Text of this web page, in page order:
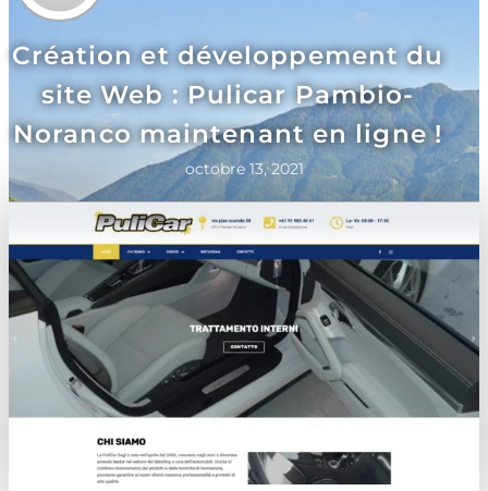
Création et développement du
site Web : Pulicar Pambio-
Noranco maintenant en ligne !
octobre 13, 2021